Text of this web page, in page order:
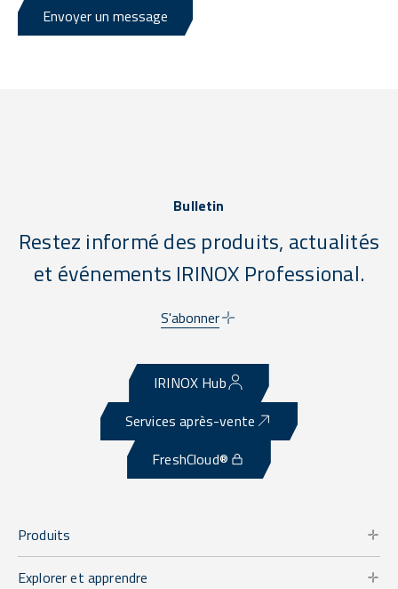
Envoyer un message
Bulletin
Restez informé des produits, actualités
et événements IRINOX Professional.
S'abonner
IRINOX Hub
Services après-vente
FreshCloud®
Produits
Explorer et apprendre